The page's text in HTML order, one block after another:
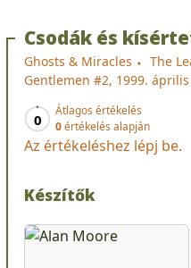
Csodák és
Ghosts & Miracles
The
Gentlemen #2, 1999. április
0
Átlagos értékelés
0értékelés alapján
Az értékeléshez lépj be.
Készítők